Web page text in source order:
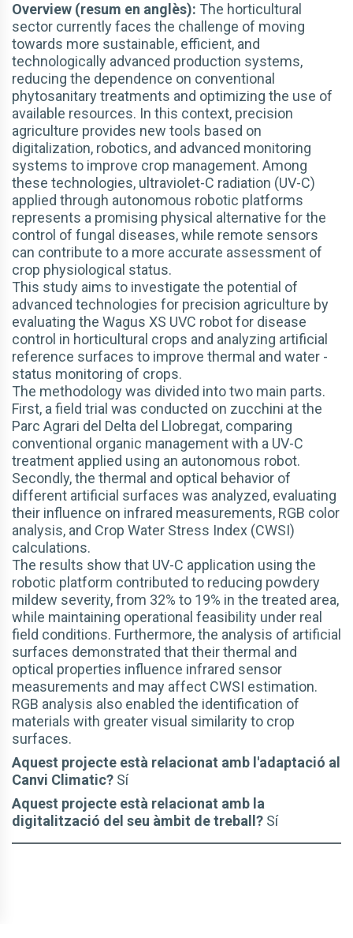
Overview (resum en anglès): The horticultural
sector currently faces the challenge of moving
towards more sustainable, efficient, and
technologically advanced production systems,
reducing the dependence on conventional
phytosanitary treatments and optimizing the use of
available resources. In this context, precision
agriculture provides new tools based on
digitalization, robotics, and advanced monitoring
systems to improve crop management. Among
these technologies, ultraviolet-C radiation (UV-C)
applied through autonomous robotic platforms
represents a promising physical alternative for the
control of fungal diseases, while remote sensors
can contribute to a more accurate assessment of
crop physiological status.
This study aims to investigate the potential of
advanced technologies for precision agriculture by
evaluating the Wagus XS UVC robot for disease
control in horticultural crops and analyzing artificial
reference surfaces to improve thermal and water -
status monitoring of crops.
The methodology was divided into two main parts.
First, a field trial was conducted on zucchini at the
Parc Agrari del Delta del Llobregat, comparing
conventional organic management with a UV-C
treatment applied using an autonomous robot.
Secondly, the thermal and optical behavior of
different artificial surfaces was analyzed, evaluating
their influence on infrared measurements, RGB color
analysis, and Crop Water Stress Index (CWSI)
calculations.
The results show that UV-C application using the
robotic platform contributed to reducing powdery
mildew severity, from 32% to 19% in the treated area,
while maintaining operational feasibility under real
field conditions. Furthermore, the analysis of artificial
surfaces demonstrated that their thermal and
optical properties influence infrared sensor
measurements and may affect CWSI estimation.
RGB analysis also enabled the identification of
materials with greater visual similarity to crop
surfaces.
Aquest projecte està relacionat amb l'adaptació al
Canvi Climatic? Sí
Aquest projecte està relacionat amb la
digitalització del seu àmbit de treball? Sí